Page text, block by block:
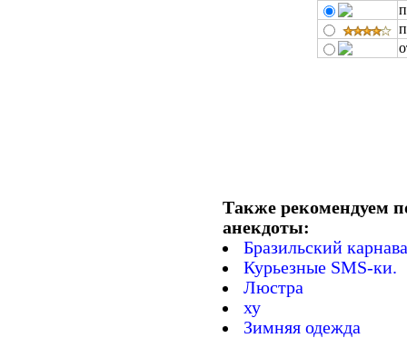
Также рекомендуем
анекдоты:
Бразильский
Курьезные SMS-ки.
Люстра
ху
Зимняя одежда